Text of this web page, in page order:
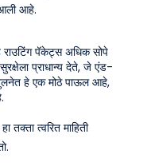
आहे.
राउटिंग पॅकेट्स अधिक सोपे
प्राधान्य देते, जे एंड-
हे एक मोठे पाऊल आहे,
तक्ता त्वरित माहिती